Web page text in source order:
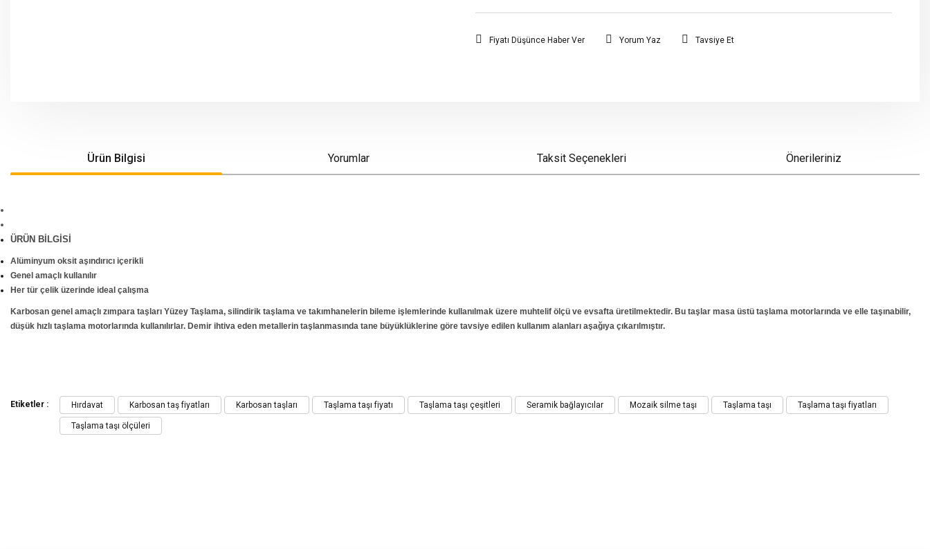
Fiyatı Düşünce Haber Ver Yorum Yaz Tavsiye Et
Ürün Bilgisi Yorumlar Taksit Seçenekleri Önerileriniz
ÜRÜN BİLGİSİ
Alüminyum oksit aşındırıcı içerikli
Genel amaçlı kullanılır
Her tür çelik üzerinde ideal çalışma
Karbosan genel amaçlı zımpara taşları Yüzey Taşlama, silindirik taşlama ve takımhanelerin bileme işlemlerinde kullanılmak üzere muhtelif ölçü ve evsafta üretilmektedir. Bu taşlar masa üstü taşlama motorlarında ve elle taşınabilir,
düşük hızlı taşlama motorlarında kullanılırlar. Demir ihtiva eden metallerin taşlanmasında tane büyüklüklerine göre tavsiye edilen kullanım alanları aşağıya çıkarılmıştır.
Bu ürüne ilk yorumu siz yapın!
Görüş ve önerileriniz için teşekkür ederiz.
Ürün resmi kalitesiz, bozuk veya görüntülenemiyor.
Etiketler : Hırdavat Karbosan taş fiyatları Karbosan taşları Taşlama taşı fiyatı Taşlama taşı çeşitleri Seramik bağlayıcılar Mozaik silme taşı Taşlama taşı Taşlama taşı fiyatları
Taşlama taşı ölçüleri